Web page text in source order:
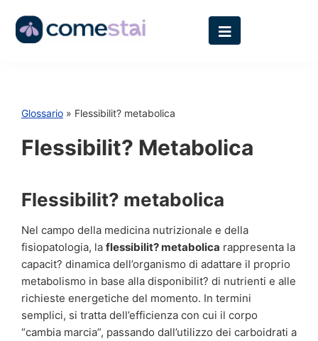
Glossario » Flessibilit? metabolica
Flessibilit? Metabolica
Flessibilit? metabolica
Nel campo della medicina nutrizionale e della
fisiopatologia, la flessibilit? metabolica rappresenta la
capacit? dinamica dell’organismo di adattare il proprio
metabolismo in base alla disponibilit? di nutrienti e alle
richieste energetiche del momento. In termini
semplici, si tratta dell’efficienza con cui il corpo
“cambia marcia”, passando dall’utilizzo dei carboidrati a